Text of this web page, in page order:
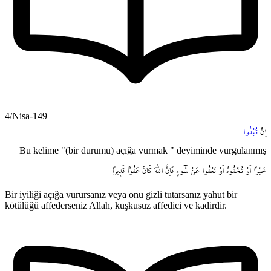
4/Nisa-149
اِنْ تُبْدُوا
Bu kelime "(bir durumu) açığa vurmak " deyiminde vurgulanmış
خَيْراً اَوْ تُخْفُوهُ اَوْ تَعْفُوا عَنْ سُٓوءٍ فَاِنَّ اللّٰهَ كَانَ عَفُواًّ قَد۪يراً
Bir iyiliği açığa vurursanız veya onu gizli tutarsanız yahut bir
kötülüğü affederseniz Allah, kuşkusuz affedici ve kadirdir.